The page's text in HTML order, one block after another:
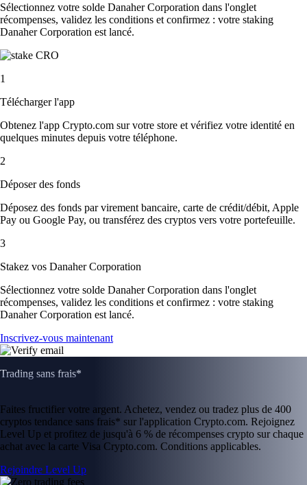
Sélectionnez votre solde Danaher Corporation dans l'onglet
récompenses, validez les conditions et confirmez : votre staking
Danaher Corporation est lancé.
1
Télécharger l'app
Obtenez l'app Crypto.com sur votre store et vérifiez votre identité en
quelques minutes depuis votre téléphone.
2
Déposer des fonds
Déposez des fonds par virement bancaire, carte de crédit/débit, Apple
Pay ou Google Pay, ou transférez des cryptos vers votre portefeuille.
3
Stakez vos Danaher Corporation
Sélectionnez votre solde Danaher Corporation dans l'onglet
récompenses, validez les conditions et confirmez : votre staking
Danaher Corporation est lancé.
Inscrivez-vous maintenant
Trading sans frais*
Faites fructifier votre argent. Achetez, vendez ou tradez plus de 400
cryptos tendance sans frais* sur l'application Crypto.com. Rejoignez
Level Up et profitez de jusqu'à 6 % de récompenses crypto sur chaque
achat avec la carte Visa Crypto.com. Conditions applicables.
Rejoindre Level Up